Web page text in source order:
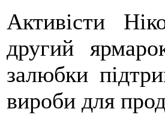
Активісти
другий
залюбки
вироби для